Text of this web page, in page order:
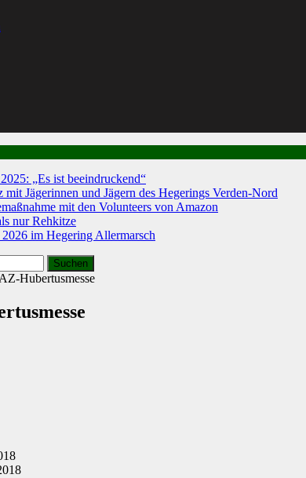
„Es ist beeindruckend“
mit Jägerinnen und Jägern des Hegerings Verden-Nord
mit den Volunteers von Amazon
nur Rehkitze
2026 im Hegering Allermarsch
Hubertusmesse